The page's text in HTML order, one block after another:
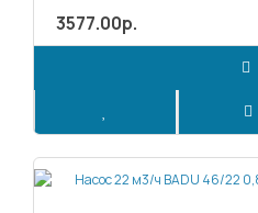
3577.00р.